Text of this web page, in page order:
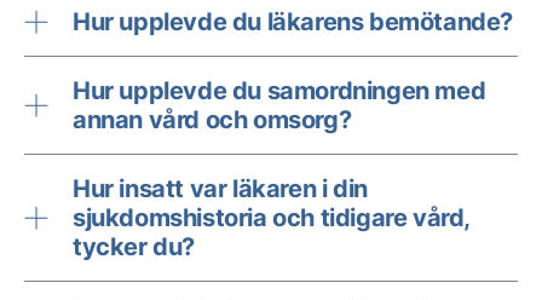
Hur upplevde du läkarens bemötande?
Hur upplevde du samordningen med
annan vård och omsorg?
Hur insatt var läkaren i din
sjukdomshistoria och tidigare vård,
tycker du?